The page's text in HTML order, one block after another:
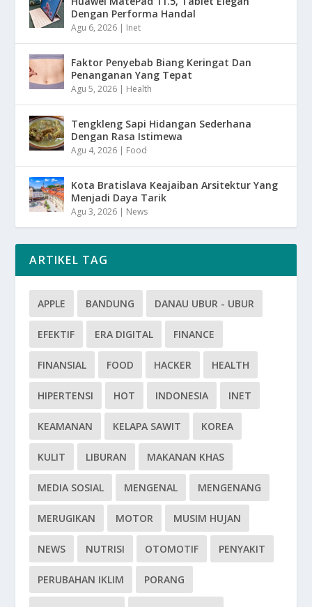
Dengan Performa Handal
Agu 6, 2026 | Inet
Faktor Penyebab Biang Keringat Dan
Penanganan Yang Tepat
Agu 5, 2026 | Health
Tengkleng Sapi Hidangan Sederhana
Dengan Rasa Istimewa
Agu 4, 2026 | Food
Kota Bratislava Keajaiban Arsitektur Yang
Menjadi Daya Tarik
Agu 3, 2026 | News
ARTIKEL TAG
APPLE BANDUNG DANAU UBUR - UBUR
EFEKTIF ERA DIGITAL FINANCE
FINANSIAL FOOD HACKER HEALTH
HIPERTENSI HOT INDONESIA INET
KEAMANAN KELAPA SAWIT KOREA
KULIT LIBURAN MAKANAN KHAS
MEDIA SOSIAL MENGENAL MENGENANG
MERUGIKAN MOTOR MUSIM HUJAN
NEWS NUTRISI OTOMOTIF PENYAKIT
PERUBAHAN IKLIM PORANG